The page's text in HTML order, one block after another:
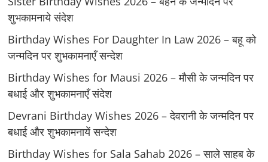
शुभकामनाये संदेश
Birthday Wishes For Daughter In Law 2026 – बहू को
जन्मदिन पर शुभकामनाएँ सन्देश
Birthday Wishes for Mausi 2026 – मौसी के जन्मदिन पर
बधाई और शुभकामनाएँ संदेश
Devrani Birthday Wishes 2026 – देवरानी के जन्मदिन पर
बधाई और शुभकामनायें सन्देश
Birthday Wishes for Sala Sahab 2026 – साले साहब के